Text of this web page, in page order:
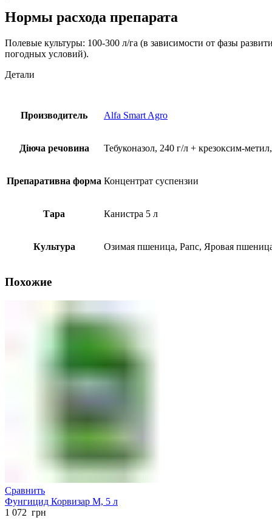
Нормы расхода препарата
Полевые культуры: 100-300 л/га (в зависимости от фазы
погодных условий).
Детали
Производитель Alfa Smart Agro
Діюча речовина Тебуконазол, 240 г/л + крезоксим-
Препаративна форма Концентрат суспензии
Тара Канистра 5 л
Культура Озимая пшеница, Рапс, Яровая
Похожие
Сравнить
Фунгицид Корвизар М, 5 л
1 072 грн